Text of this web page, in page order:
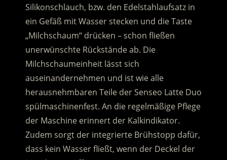
Silikonschlauch, bzw. den Edelstahlaufsatz in
ein Gefäß mit Wasser stecken und die Taste
„Milchschaum“ drücken – schon fließen
unerwünschte Rückstände ab. Die
Milchschaumeinheit lässt sich
auseinandernehmen und ist wie alle
herausnehmbaren Teile der Senseo Latte Duo
spülmaschinenfest. An die regelmäßige Pflege
der Maschine erinnert der Kalkindikator.
Zudem sorgt der integrierte Brühstopp dafür,
dass kein Wasser fließt, wenn der Deckel der